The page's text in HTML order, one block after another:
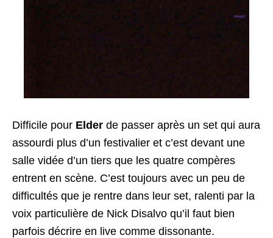
Difficile pour Elder de passer après un set qui aura
assourdi plus d’un festivalier et c’est devant une
salle vidée d’un tiers que les quatre compères
entrent en scène. C’est toujours avec un peu de
difficultés que je rentre dans leur set, ralenti par la
voix particulière de Nick Disalvo qu’il faut bien
parfois décrire en live comme dissonante.